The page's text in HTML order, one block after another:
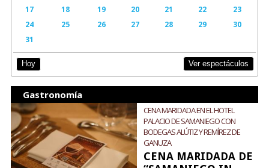
17
18 19 20 21 22
23
24
25 26 27 28 29
30
31
Hoy Ver espectáculos
Gastronomía
CENA MARIDADA EN EL HOTEL
PALACIO DE SAMANIEGO CON
BODEGAS ALÚTIZ Y REMÍREZ DE
GANUZA
CENA MARIDADA DE